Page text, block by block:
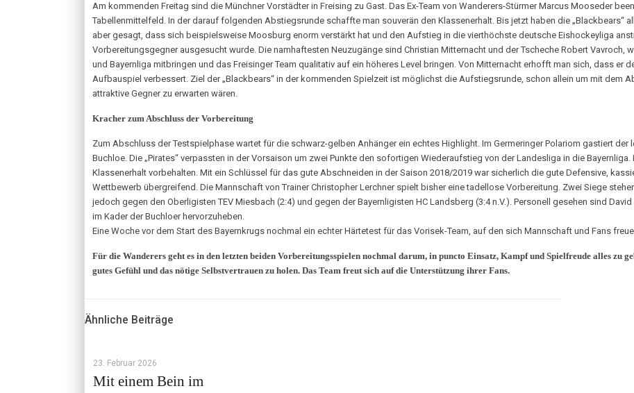
Am kommenden Freitag sind die Münchner Vorstädter in Freising zu Gast. Das Ex-Team von Wanderers-Stürmer Marcus Mooseder
Tabellenmittelfeld. In der darauf folgenden Abstiegsrunde schaffte man souverän den Klassenerhalt. Bis jetzt haben die „Blackbears“
aber gesagt, dass sich beispielsweise Moosburg enorm verstärkt hat und den Aufstieg in die vierthöchste deutsche Eishockeyliga
Vorbereitungsgegner ausgesucht wurde. Die namhaftesten Neuzugänge sind Christian Mitternacht und der Tscheche Robert Vavroch,
und Bayernliga mitbringen und das Freisinger Team qualitativ auf ein höheres Level bringen. Von Mitternacht erhofft man sich, dass er
Aufbauspiel verbessert. Ziel der „Blackbears“ in der kommenden Spielzeit ist möglichst die Aufstiegsrunde, schon allein um mit dem
attraktive Gegner zu erwarten wären.
Kracher zum Abschluss der Vorbereitung
Zum Abschluss der Testspielphase wartet für die schwarz-gelben Anhänger ein echtes Highlight. Im Germeringer Polariom gastiert
Buchloe. Die „Pirates“ verpassten in der Vorsaison um zwei Punkte den sofortigen Wiederaufstieg von der Landesliga in die
Klassenerhalt vorbehalten. Mit ein Schlüssel für das gute Abschneiden in der Saison 2018/2019 war sicherlich die gute Defensive,
Wettbewerb übergreifend. Die Mannschaft von Trainer Christopher Lerchner spielt bisher eine tadellose Vorbereitung. Zwei Siege
jedoch gegen den Oberligisten TEV Miesbach (2:4) und gegen der Bayernligisten HC Landsberg (3:4 n.V.). Personell gesehen sind
im Kader der Buchloer hervorzuheben.
Eine Woche vor dem Start des Bayernkrugs nochmal ein echter Härtetest für das Vorisek-Team, auf den sich Mannschaft und Fans
Für die Wanderers geht es in den letzten beiden Vorbereitungsspielen nochmal darum, in puncto Einsatz, Kampf und Spielfreude alles zu
gutes Gefühl und das nötige Selbstvertrauen zu holen. Das Team freut sich auf die Unterstützung ihrer Fans.
Ähnliche Beiträge
23. Februar 2026
Mit einem Bein im